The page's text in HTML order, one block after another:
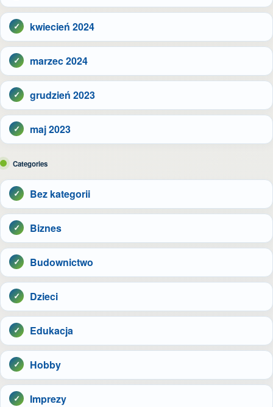
kwiecień 2024
marzec 2024
grudzień 2023
maj 2023
Categories
Bez kategorii
Biznes
Budownictwo
Dzieci
Edukacja
Hobby
Imprezy